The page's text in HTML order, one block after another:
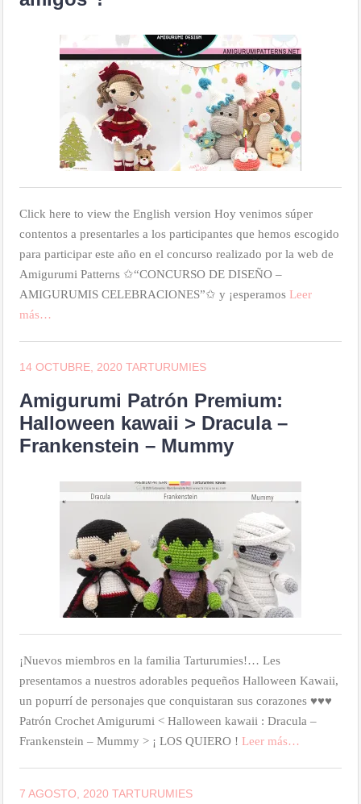
Click here to view the English version Hoy venimos súper
contentos a presentarles a los participantes que hemos escogido
para participar este año en el concurso realizado por la web de
Amigurumi Patterns ✩“CONCURSO DE DISEÑO –
AMIGURUMIS CELEBRACIONES”✩ y ¡esperamos Leer
más…
14 OCTUBRE, 2020 TARTURUMIES
Amigurumi Patrón Premium:
Halloween kawaii > Dracula –
Frankenstein – Mummy
¡Nuevos miembros en la familia Tarturumies!… Les
presentamos a nuestros adorables pequeños Halloween Kawaii,
un popurrí de personajes que conquistaran sus corazones ♥♥♥
Patrón Crochet Amigurumi < Halloween kawaii : Dracula –
Frankenstein – Mummy > ¡ LOS QUIERO ! Leer más…
7 AGOSTO, 2020 TARTURUMIES